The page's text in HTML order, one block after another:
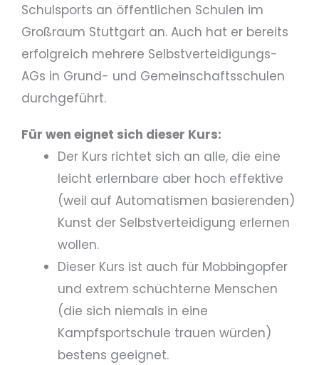
Schulsports an öffentlichen Schulen im
Großraum Stuttgart an. Auch hat er bereits
erfolgreich mehrere Selbstverteidigungs-
AGs in Grund- und Gemeinschaftsschulen
durchgeführt.
Für wen eignet sich dieser Kurs:
Der Kurs richtet sich an alle, die eine
leicht erlernbare aber hoch effektive
(weil auf Automatismen basierenden)
Kunst der Selbstverteidigung erlernen
wollen.
Dieser Kurs ist auch für Mobbingopfer
und extrem schüchterne Menschen
(die sich niemals in eine
Kampfsportschule trauen würden)
bestens geeignet.